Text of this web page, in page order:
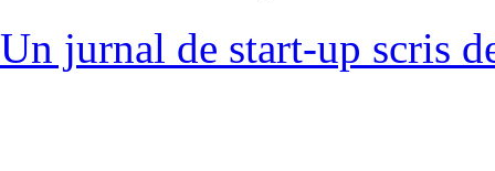
Un jurnal de start-up scris